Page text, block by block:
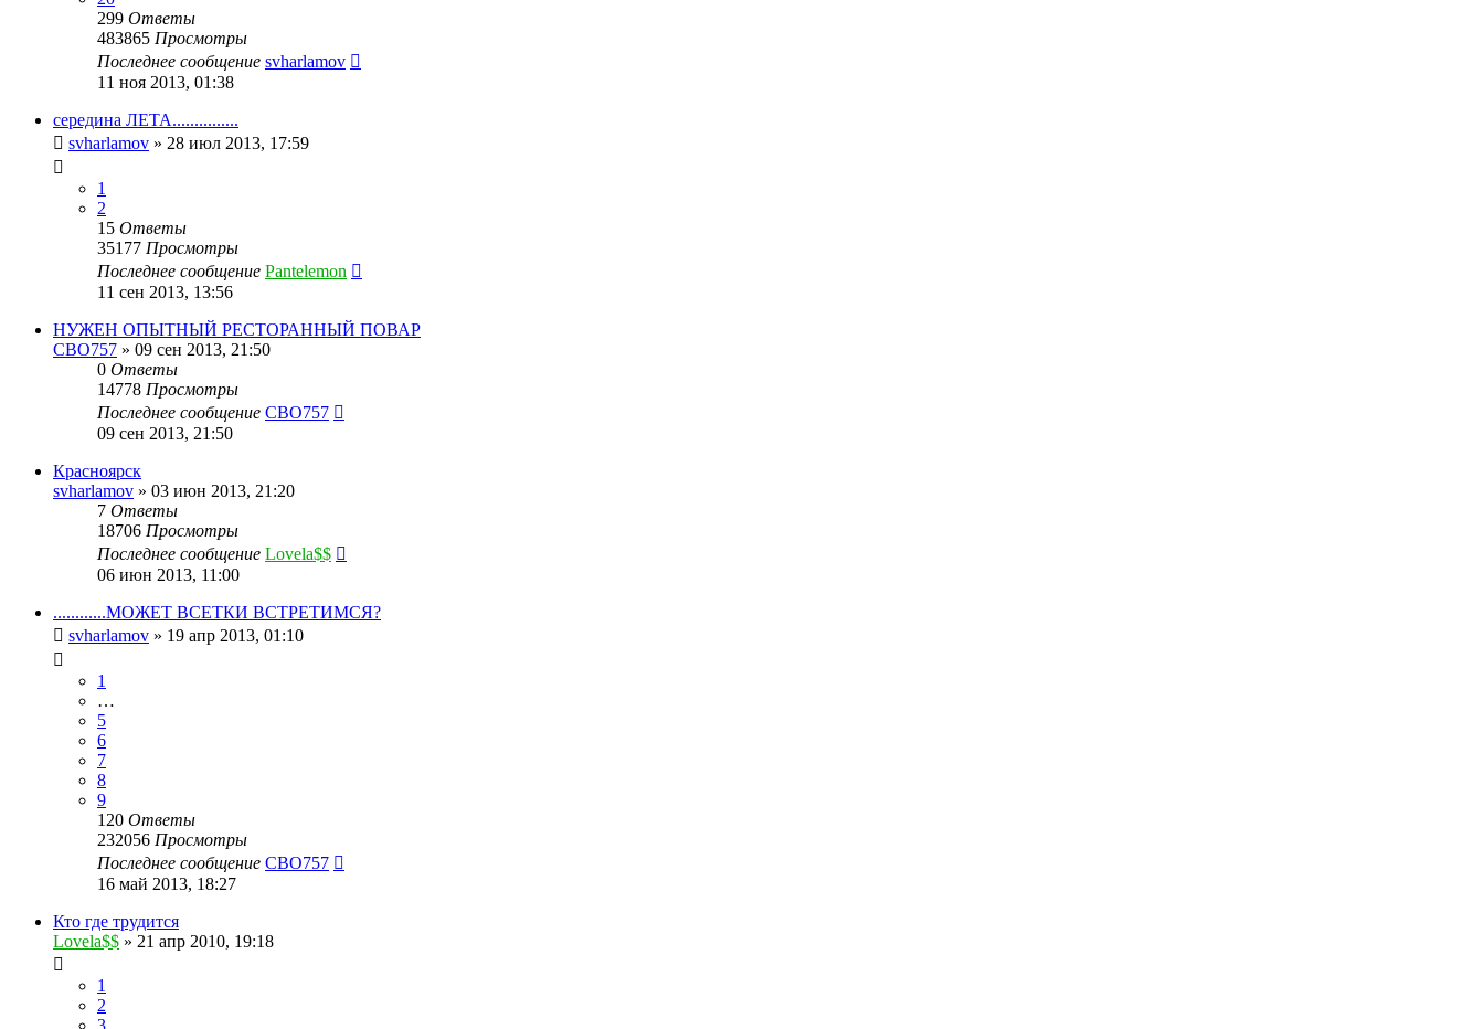
299 Ответы
483865 Просмотры
Последнее сообщение svharlamov
11 ноя 2013, 01:38
середина ЛЕТА...............
svharlamov » 28 июл 2013, 17:59
1
2
15 Ответы
35177 Просмотры
Последнее сообщение Pantelemon
11 сен 2013, 13:56
НУЖЕН ОПЫТНЫЙ РЕСТОРАННЫЙ ПОВАР
CBO757 » 09 сен 2013, 21:50
0 Ответы
14778 Просмотры
Последнее сообщение CBO757
09 сен 2013, 21:50
Красноярск
svharlamov » 03 июн 2013, 21:20
7 Ответы
18706 Просмотры
Последнее сообщение Lovela$$
06 июн 2013, 11:00
............МОЖЕТ ВСЕТКИ ВСТРЕТИМСЯ?
svharlamov » 19 апр 2013, 01:10
1
…
5
6
7
8
9
120 Ответы
232056 Просмотры
Последнее сообщение CBO757
16 май 2013, 18:27
Кто где трудится
Lovela$$ » 21 апр 2010, 19:18
1
2
3